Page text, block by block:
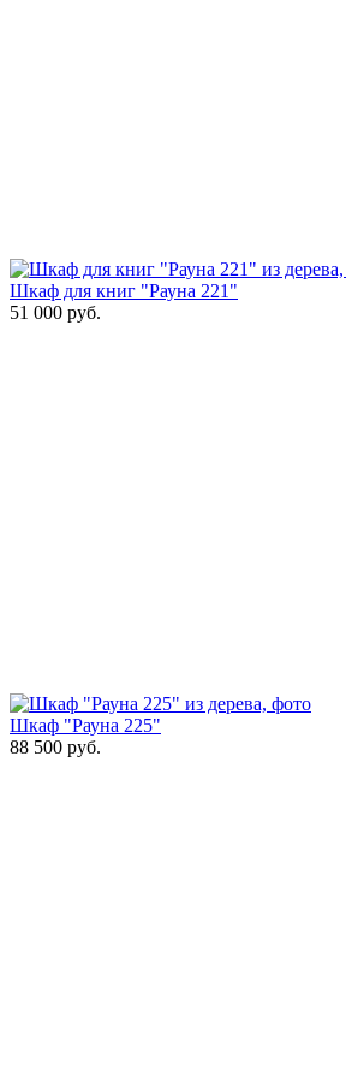
Шкаф для книг "Рауна 221"
51 000 руб.
Шкаф "Рауна 225"
88 500 руб.